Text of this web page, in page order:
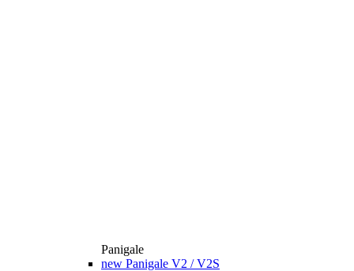
Panigale
new Panigale V2 / V2S